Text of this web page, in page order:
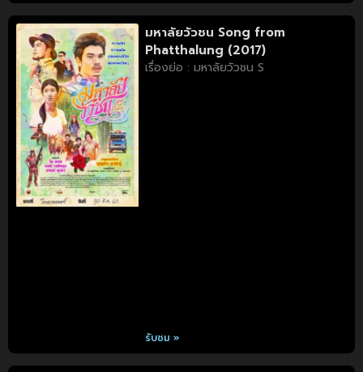
มหาลัยวัวชน Song from
Phatthalung (2017)
เรื่องย่อ : มหาลัยวัวชน S
รับชม »